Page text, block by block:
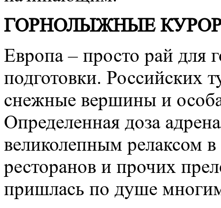
ГОРНОЛЫЖНЫЕ
Европа – просто рай для
подготовки. Российских
снежные вершины и
Определенная доза
великолепным релаксом
ресторанов и прочих
пришлась по душе